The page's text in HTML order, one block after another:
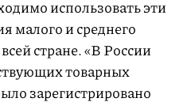
использовать эти
малого и среднего
стране. «В России
товарных
зарегистрировано